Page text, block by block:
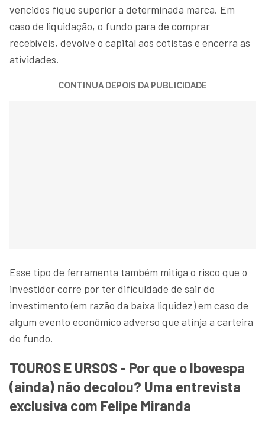
vencidos fique superior a determinada marca. Em
caso de liquidação, o fundo para de comprar
recebíveis, devolve o capital aos cotistas e encerra as
atividades.
CONTINUA DEPOIS DA PUBLICIDADE
Esse tipo de ferramenta também mitiga o risco que o
investidor corre por ter dificuldade de sair do
investimento (em razão da baixa liquidez) em caso de
algum evento econômico adverso que atinja a carteira
do fundo.
TOUROS E URSOS - Por que o Ibovespa
(ainda) não decolou? Uma entrevista
exclusiva com Felipe Miranda